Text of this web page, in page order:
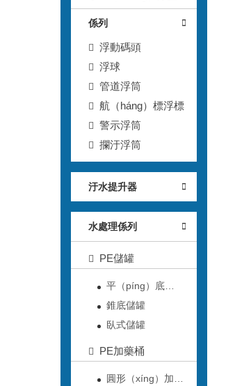
係列
浮動碼頭
浮球
管道浮筒
航（háng）標浮標
警示浮筒
攔汙浮筒
汙水提升器
水處理係列
PE儲罐
平（píng）底
（dǐ）儲罐
錐底儲罐
臥式儲罐
PE加藥桶
圓形（xíng）加藥